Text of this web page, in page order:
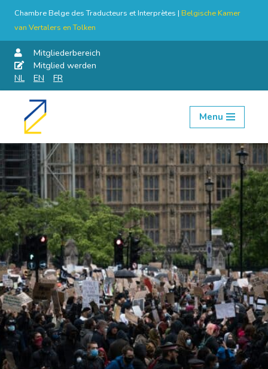
Chambre Belge des Traducteurs et Interprètes | Belgische Kamer
van Vertalers en Tolken
Mitgliederbereich
Mitglied werden
NL
EN FR
Skip
content
Menu